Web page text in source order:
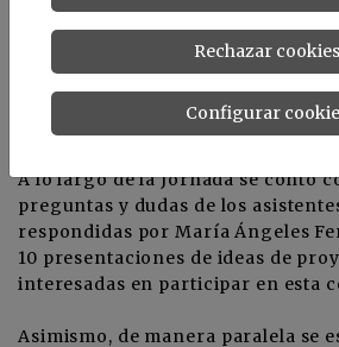
solicitudes, estando ésta
octubre de 2019 a las 14:00h,
de concesión se espera para el
2020.
A lo largo de la Jornada se contó
preguntas y dudas de los
respondidas por María Ángeles
10 presentaciones de ideas de
interesadas en participar en esta
Asimismo, de manera paralela se
Rechazar cookies
Configurar